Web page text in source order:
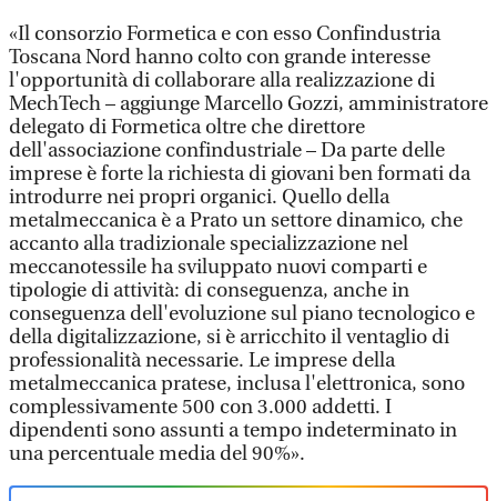
«Il consorzio Formetica e con esso Confindustria
Toscana Nord hanno colto con grande interesse
l'opportunità di collaborare alla realizzazione di
MechTech – aggiunge Marcello Gozzi, amministratore
delegato di Formetica oltre che direttore
dell'associazione confindustriale – Da parte delle
imprese è forte la richiesta di giovani ben formati da
introdurre nei propri organici. Quello della
metalmeccanica è a Prato un settore dinamico, che
accanto alla tradizionale specializzazione nel
meccanotessile ha sviluppato nuovi comparti e
tipologie di attività: di conseguenza, anche in
conseguenza dell'evoluzione sul piano tecnologico e
della digitalizzazione, si è arricchito il ventaglio di
professionalità necessarie. Le imprese della
metalmeccanica pratese, inclusa l'elettronica, sono
complessivamente 500 con 3.000 addetti. I
dipendenti sono assunti a tempo indeterminato in
una percentuale media del 90%».